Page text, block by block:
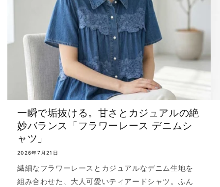
一瞬で垢抜ける。甘さとカジュアルの絶
妙バランス「フラワーレース デニムシ
ャツ」
2026年7月21日
繊細なフラワーレースとカジュアルなデニム生地を
組み合わせた、大人可愛いティアードシャツ。ふん